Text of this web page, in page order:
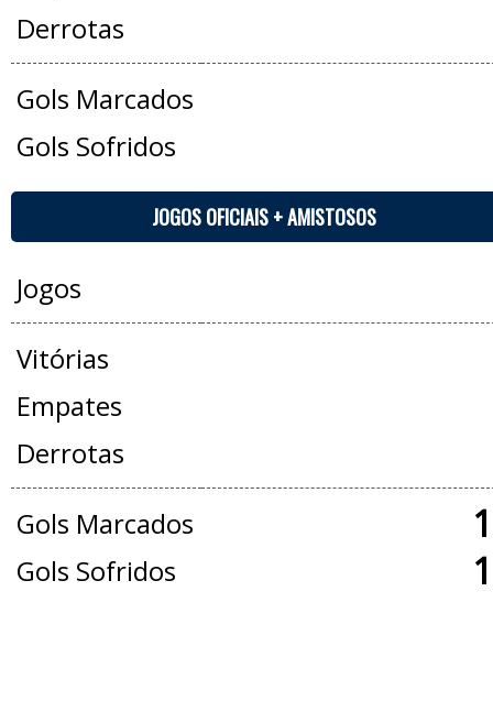
Derrotas
Gols Marcados
Gols Sofridos
JOGOS OFICIAIS + AMISTOSOS
Jogos
Vitórias
Empates
Derrotas
Gols Marcados
Gols Sofridos